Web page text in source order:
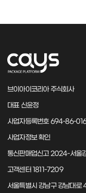
브이아이코리아 주식회사
대표 신윤정
사업자등록번호 694-86-
사업자정보 확인
통신판매업신고 2024-서
고객센터 1811-7209
서울특별시 강남구 강남대로